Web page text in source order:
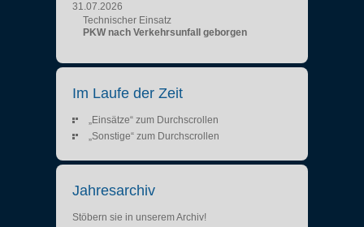
31.07.2026
Technischer Einsatz
PKW nach Verkehrsunfall geborgen
Im Laufe der Zeit
„Einsätze“ zum Durchscrollen
„Sonstige“ zum Durchscrollen
Jahresarchiv
Stöbern sie in unserem Archiv!